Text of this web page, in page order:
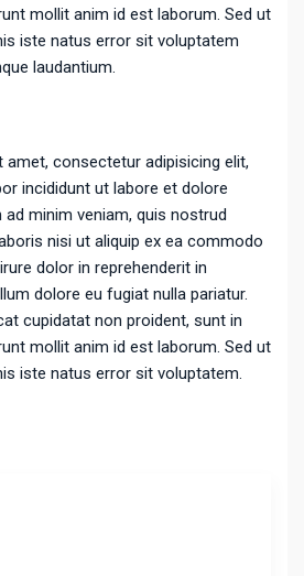
mollit anim id est laborum. Sed ut
iste natus error sit voluptatem
laudantium.
consectetur adipisicing elit,
incididunt ut labore et dolore
ad minim veniam, quis nostrud
nisi ut aliquip ex ea commodo
dolor in reprehenderit in
dolore eu fugiat nulla pariatur.
cupidatat non proident, sunt in
mollit anim id est laborum. Sed ut
iste natus error sit voluptatem.